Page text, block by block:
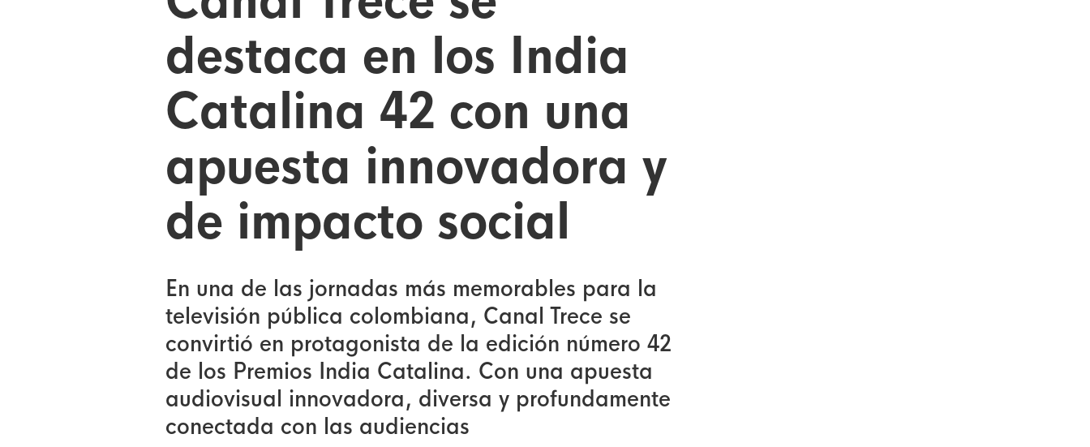
destaca en los India
Catalina 42 con una
apuesta innovadora y
de impacto social
En una de las jornadas más memorables para la
televisión pública colombiana, Canal Trece se
convirtió en protagonista de la edición número 42
de los Premios India Catalina. Con una apuesta
audiovisual innovadora, diversa y profundamente
conectada con las audiencias